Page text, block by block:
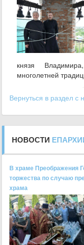
князя
многолетней
Вернуться в раздел с
НОВОСТИ
В храме Преображения
торжества по случаю
храма